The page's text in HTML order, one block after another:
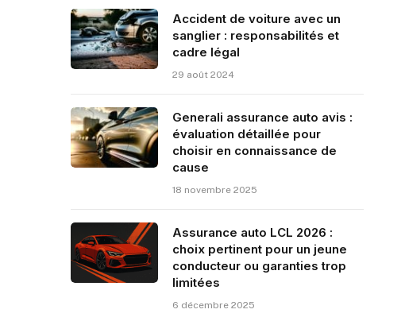
Accident de voiture avec un
sanglier : responsabilités et
cadre légal
29 août 2024
Generali assurance auto avis :
évaluation détaillée pour
choisir en connaissance de
cause
18 novembre 2025
Assurance auto LCL 2026 :
choix pertinent pour un jeune
conducteur ou garanties trop
limitées
6 décembre 2025